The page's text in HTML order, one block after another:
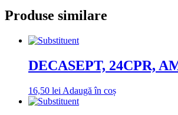
Produse similare
DECASEPT, 24CPR,
16,50 lei Adaugă în coș